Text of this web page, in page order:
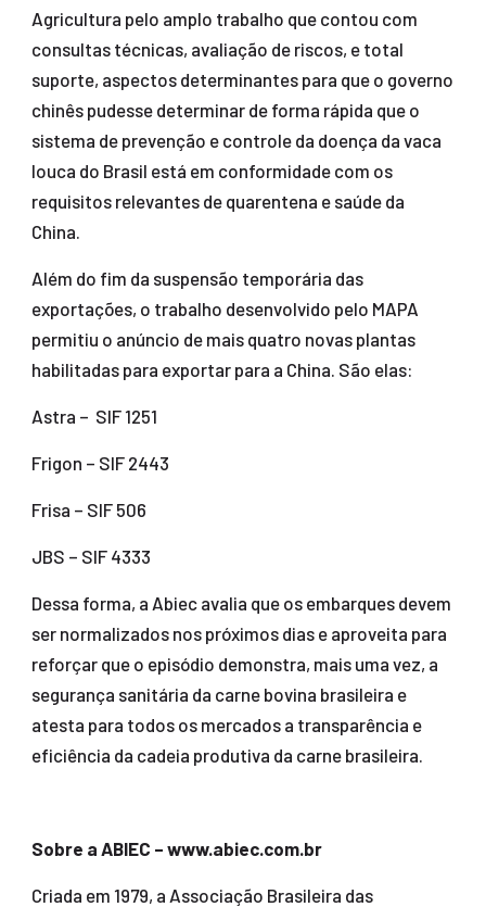
Agricultura pelo amplo trabalho que contou com
consultas técnicas, avaliação de riscos, e total
suporte, aspectos determinantes para que o governo
chinês pudesse determinar de forma rápida que o
sistema de prevenção e controle da doença da vaca
louca do Brasil está em conformidade com os
requisitos relevantes de quarentena e saúde da
China.
Além do fim da suspensão temporária das
exportações, o trabalho desenvolvido pelo MAPA
permitiu o anúncio de mais quatro novas plantas
habilitadas para exportar para a China. São elas:
Astra – SIF 1251
Frigon – SIF 2443
Frisa – SIF 506
JBS – SIF 4333
Dessa forma, a Abiec avalia que os embarques devem
ser normalizados nos próximos dias e aproveita para
reforçar que o episódio demonstra, mais uma vez, a
segurança sanitária da carne bovina brasileira e
atesta para todos os mercados a transparência e
eficiência da cadeia produtiva da carne brasileira.
Sobre a ABIEC – www.abiec.com.br
Criada em 1979, a Associação Brasileira das